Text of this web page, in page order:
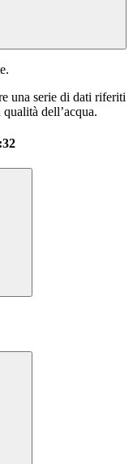
una serie di dati riferiti
dell’acqua.